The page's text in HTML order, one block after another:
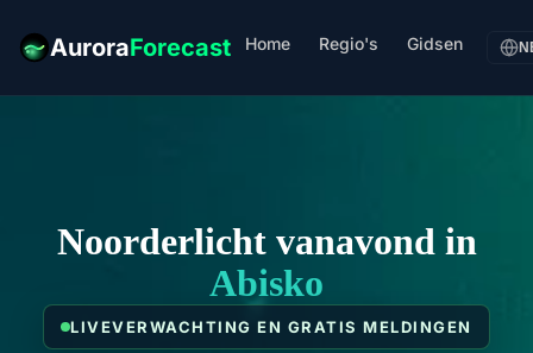
AuroraForecast Home Regio's Gidsen
Noorderlicht vanavond in
Abisko
LIVEVERWACHTING EN GRATIS MELDINGEN